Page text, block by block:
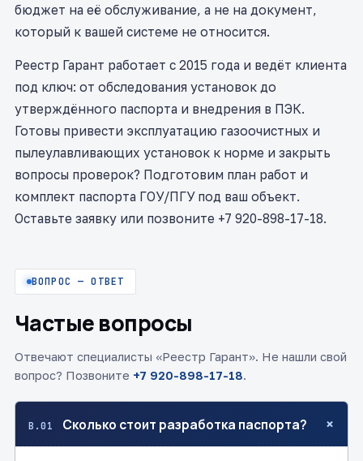
бюджет на её обслуживание, а не на документ,
который к вашей системе не относится.
Реестр Гарант работает с 2015 года и ведёт клиента
под ключ: от обследования установок до
утверждённого паспорта и внедрения в ПЭК.
Готовы привести эксплуатацию газоочистных и
пылеулавливающих установок к норме и закрыть
вопросы проверок? Подготовим план работ и
комплект паспорта ГОУ/ПГУ под ваш объект.
Оставьте заявку или позвоните +7 920-898-17-18.
ВОПРОС — ОТВЕТ
Частые вопросы
Отвечают специалисты «Реестр Гарант». Не нашли свой
вопрос? Позвоните +7 920-898-17-18.
В.01 Сколько стоит разработка паспорта? +